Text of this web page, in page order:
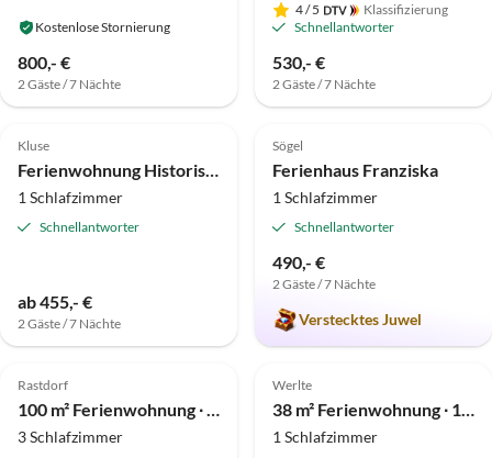
Kostenlose Stornierung
800,- €
2 Gäste / 7 Nächte
4/ 5
Klassifizierung
Schnellantworter
530,- €
2 Gäste / 7 Nächte
4.7 (5)
Kluse
Ferienwohnung Historisches Heuerhaus am Burenweg
1 Schlafzimmer
Schnellantworter
ab 455,- €
2 Gäste / 7 Nächte
5.0 (2)
Sögel
Ferienhaus Franziska
1 Schlafzimmer
Schnellantworter
490,- €
2 Gäste / 7 Nächte
Verstecktes Juwel
Rastdorf
100 m² Ferienwohnung ∙ 3 Schlafzimmer ∙ 6 Gäste
3 Schlafzimmer
Werlte
38 m² Ferienwohnung ∙ 1 Schlafzimmer ∙ 2 Gäste
1 Schlafzimmer